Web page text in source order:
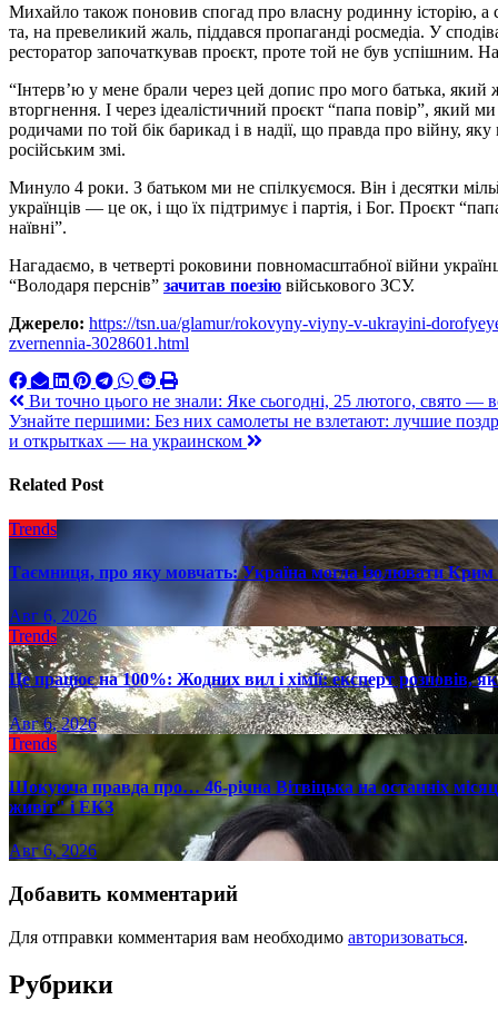
Михайло також поновив спогад про власну родинну історію, а
та, на превеликий жаль, піддався пропаганді росмедіа. У
ресторатор започаткував проєкт, проте той не був успішним.
“Інтерв’ю у мене брали через цей допис про мого батька, який
вторгнення. І через ідеалістичний проєкт “папа повір”, який
родичами по той бік барикад і в надії, що правда про війну,
російським змі.
Минуло 4 роки. З батьком ми не спілкуємося. Він і десятки
українців — це ок, і що їх підтримує і партія, і Бог. Проєкт
наївні”.
Нагадаємо, в четверті роковини повномасштабної війни
“Володаря перснів” зачитав поезію військового ЗСУ.
Джерело: https://tsn.ua/glamur/rokovyny-viyny-v-ukrayini-
zvernennia-3028601.html
Навигация
по
Ви точно цього не знали: Яке сьогодні, 25 лютого, свято —
Узнайте першими: Без них самолеты не взлетают: лучшие
и открытках — на украинском
Related Post
Trends
Таємниця, про яку мовчать: Україна могла ізолювати
Авг 6, 2026
Trends
Це працює на 100%: Жодних вил і хімії: експерт розповів,
Авг 6, 2026
Trends
Шокуюча правда про… 46-річна Вітвіцька на останніх
живіт" і ЕКЗ
Авг 6, 2026
Добавить комментарий
Для отправки комментария вам необходимо авторизоваться.
Рубрики